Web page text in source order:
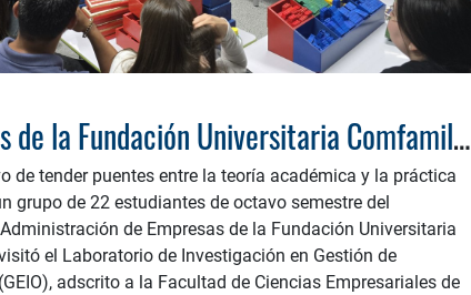
Estudiantes de la Fundación Universitaria Comfamiliar viven la experiencia del «aprender haciendo» en el Laboratorio GEIO de la UTP
de tender puentes entre la teoría académica y la práctica
grupo de 22 estudiantes de octavo semestre del
de Empresas de la Fundación Universitaria
el Laboratorio de Investigación en Gestión de
adscrito a la Facultad de Ciencias Empresariales de